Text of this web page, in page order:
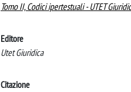
Tomo II, Codici ipertestuali - UTET
Editore
Utet Giuridica
Citazione